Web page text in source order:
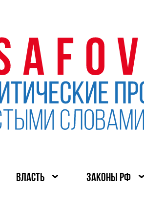
ВЛАСТЬ ЗАКОНЫ РФ